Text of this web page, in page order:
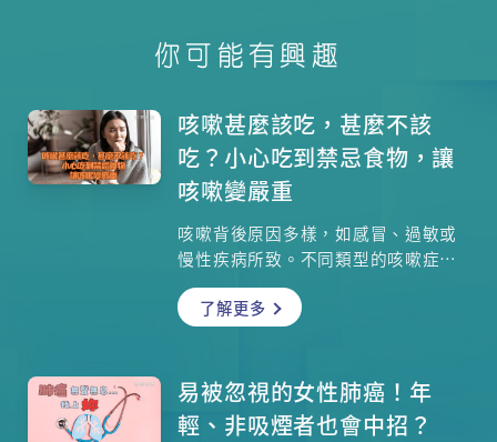
你可能有興趣
咳嗽甚麼該吃，甚麼不該
吃？小心吃到禁忌食物，讓
咳嗽變嚴重
咳嗽背後原因多樣，如感冒、過敏或
慢性疾病所致。不同類型的咳嗽症狀
各異，應對方法也需因人而異。本文
將全面剖析咳嗽成因與分類，並分享
了解更多
易被忽視的女性肺癌！年
輕、非吸煙者也會中招？